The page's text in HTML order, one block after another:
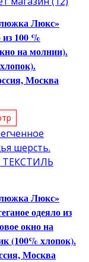
Люкс»
из 100 %
на молнии).
Москва
Люкс»
одеяло из
окно на
(100% хлопок).
Москва